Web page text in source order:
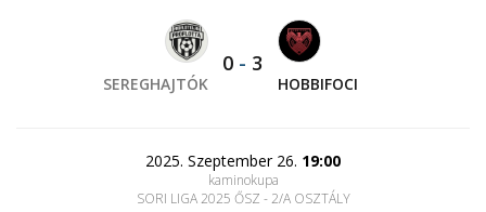
SEREGHAJTÓK
0 - 3
HOBBIFOCI
2025. Szeptember 26. 19:00
kaminokupa
SORI LIGA 2025 ŐSZ - 2/A OSZTÁLY